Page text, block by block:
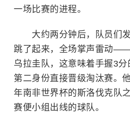
一场比赛的进程。
大约两分钟后，队员们发
跳了起来，全场掌声雷动
乌拉圭队，这意味着手握3分
第二身份直接晋级淘汰赛。
年南非世界杯的斯洛伐克 队
赛便小组出线的球队。